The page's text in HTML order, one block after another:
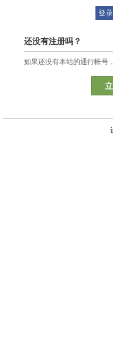
还没有注册吗？
如果还没有本站的通行帐号